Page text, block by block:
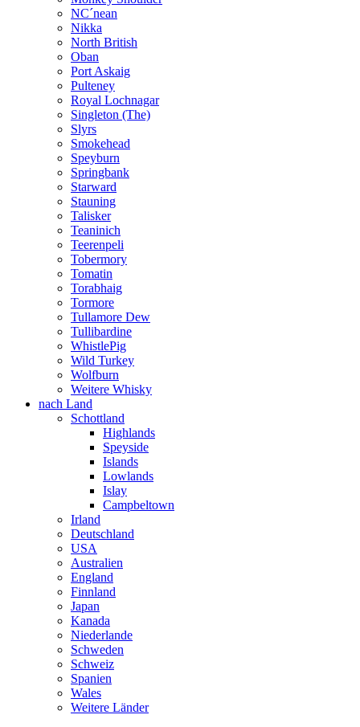
NC´nean
Nikka
North British
Oban
Port Askaig
Pulteney
Royal Lochnagar
Singleton (The)
Slyrs
Smokehead
Speyburn
Springbank
Starward
Stauning
Talisker
Teaninich
Teerenpeli
Tobermory
Tomatin
Torabhaig
Tormore
Tullamore Dew
Tullibardine
WhistlePig
Wild Turkey
Wolfburn
Weitere Whisky
nach Land
Schottland
Highlands
Speyside
Islands
Lowlands
Islay
Campbeltown
Irland
Deutschland
USA
Australien
England
Finnland
Japan
Kanada
Niederlande
Schweden
Schweiz
Spanien
Wales
Weitere Länder